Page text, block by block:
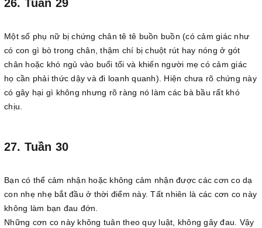
26. Tuần 29
Một số phụ nữ bị chứng chân tê tê buồn buồn (có cảm giác như
có con gì bò trong chân, thậm chí bị chuột rút hay nóng ở gót
chân hoặc khó ngủ vào buổi tối và khiến người mẹ có cảm giác
họ cần phải thức dậy và đi loanh quanh). Hiện chưa rõ chứng này
có gây hại gì không nhưng rõ ràng nó làm các bà bầu rất khó
chịu.
27. Tuần 30
Bạn có thể cảm nhận hoặc không cảm nhận được các cơn co dạ
con nhẹ nhẹ bắt đầu ở thời điểm này. Tất nhiên là các cơn co này
không làm bạn đau đớn.
Những cơn co này không tuân theo quy luật, không gây đau. Vậy